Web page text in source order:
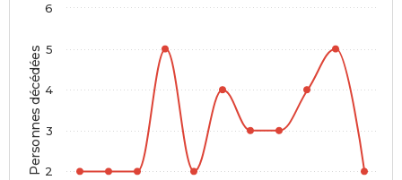
Personnes décédées 2
3
4
5
6